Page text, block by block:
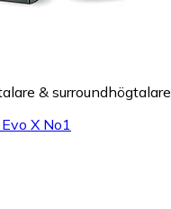
& surroundhögtalare
X No1